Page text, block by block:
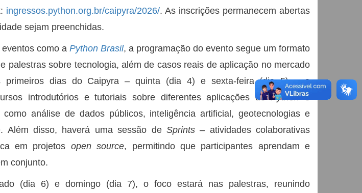
ingressos.python.org.br/caipyra/2026/. As inscrições permanecem abertas
sejam preenchidas.
como a Python Brasil, a programação do evento segue um formato
palestras sobre tecnologia, além de casos reais de aplicação no mercado
primeiros dias do Caipyra – quinta (dia 4) e sexta-feira (dia 5) – a
introdutórios e tutoriais sobre diferentes aplicações dePythone
como análise de dados públicos, inteligência artificial, geotecnologias e
Além disso, haverá uma sessão de Sprints– atividades colaborativas
em projetos open source, permitindo que participantes aprendam e
conjunto.
(dia 6) e domingo (dia 7), o foco estará nas palestras, reunindo